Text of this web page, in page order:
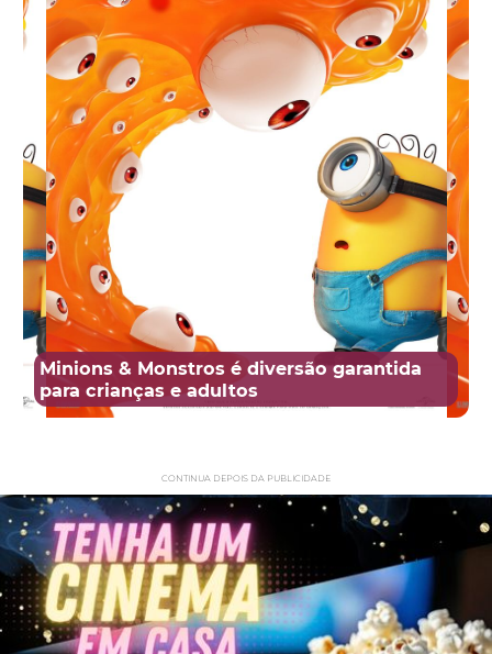
Minions & Monstros é diversão garantida
para crianças e adultos
CONTINUA DEPOIS DA PUBLICIDADE